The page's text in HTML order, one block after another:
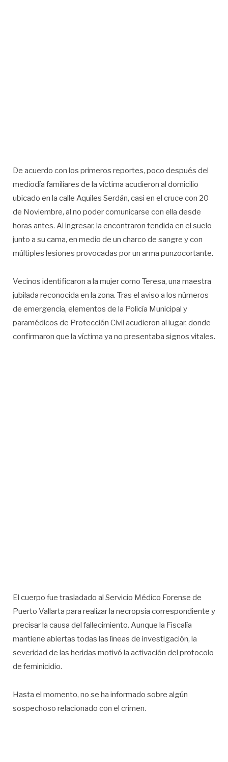
De acuerdo con los primeros reportes, poco después del
mediodía familiares de la víctima acudieron al domicilio
ubicado en la calle Aquiles Serdán, casi en el cruce con 20
de Noviembre, al no poder comunicarse con ella desde
horas antes. Al ingresar, la encontraron tendida en el suelo
junto a su cama, en medio de un charco de sangre y con
múltiples lesiones provocadas por un arma punzocortante.
Vecinos identificaron a la mujer como Teresa, una maestra
jubilada reconocida en la zona. Tras el aviso a los números
de emergencia, elementos de la Policía Municipal y
paramédicos de Protección Civil acudieron al lugar, donde
confirmaron que la víctima ya no presentaba signos vitales.
El cuerpo fue trasladado al Servicio Médico Forense de
Puerto Vallarta para realizar la necropsia correspondiente y
precisar la causa del fallecimiento. Aunque la Fiscalía
mantiene abiertas todas las líneas de investigación, la
severidad de las heridas motivó la activación del protocolo
de feminicidio.
Hasta el momento, no se ha informado sobre algún
sospechoso relacionado con el crimen.